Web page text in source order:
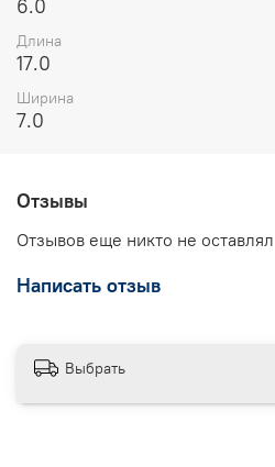
6.0
Длина
17.0
Ширина
7.0
Отзывы
Отзывов еще никто не оставлял
Написать отзыв
Выбрать